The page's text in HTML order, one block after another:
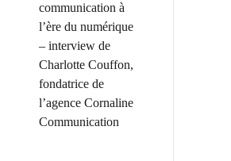
communication à
l’ère du numérique
– interview de
Charlotte Couffon,
fondatrice de
l’agence Cornaline
Communication